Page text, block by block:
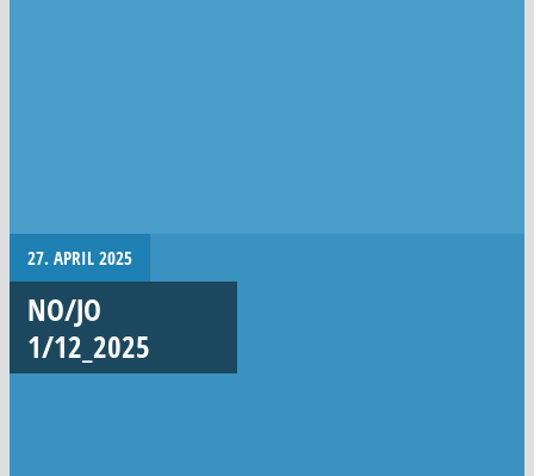
27. APRIL 2025
NO/JO
1/12_2025